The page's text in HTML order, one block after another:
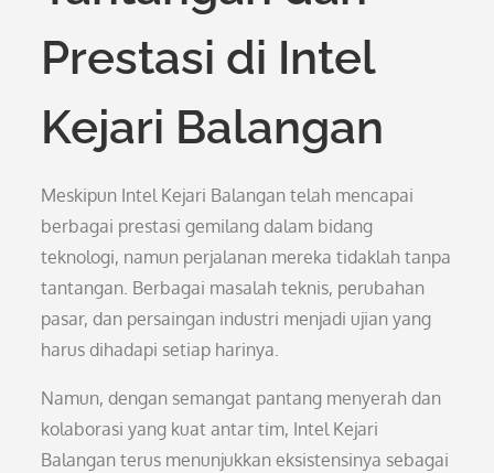
Prestasi di Intel
Kejari Balangan
Meskipun Intel Kejari Balangan telah mencapai
berbagai prestasi gemilang dalam bidang
teknologi, namun perjalanan mereka tidaklah tanpa
tantangan. Berbagai masalah teknis, perubahan
pasar, dan persaingan industri menjadi ujian yang
harus dihadapi setiap harinya.
Namun, dengan semangat pantang menyerah dan
kolaborasi yang kuat antar tim, Intel Kejari
Balangan terus menunjukkan eksistensinya sebagai